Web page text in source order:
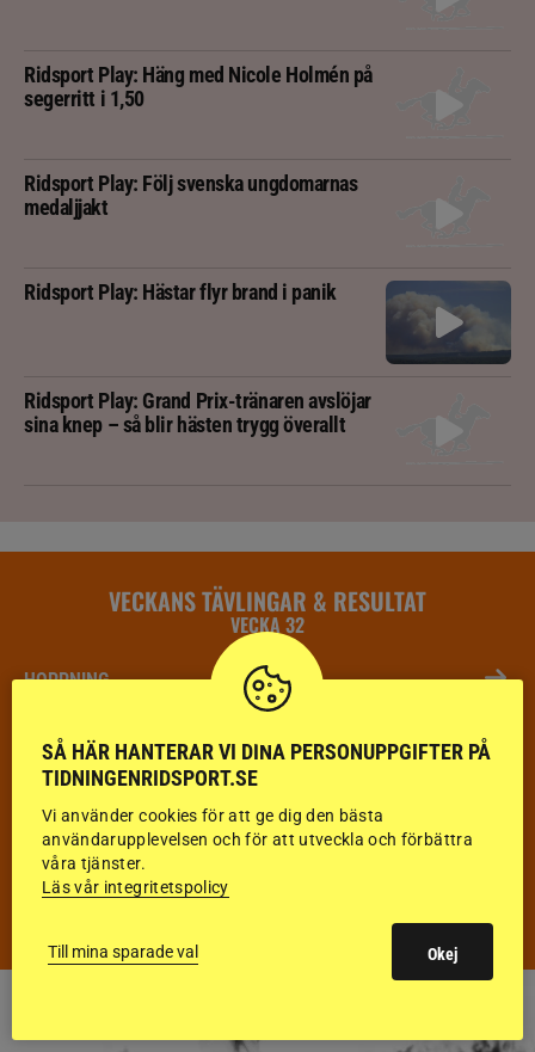
Ridsport Play: Häng med Nicole Holmén på
segerritt i 1,50
Ridsport Play: Följ svenska ungdomarnas
medaljjakt
Ridsport Play: Hästar flyr brand i panik
Ridsport Play: Grand Prix-tränaren avslöjar
sina knep – så blir hästen trygg överallt
VECKANS TÄVLINGAR & RESULTAT
VECKA 32
HOPPNING
DRESSYR
FÄLTTÄVLAN
KÖRNING
DISTANS
SÅ HÄR HANTERAR VI DINA PERSONUPPGIFTER PÅ
TIDNINGENRIDSPORT.SE
Vi använder cookies för att ge dig den bästa
användarupplevelsen och för att utveckla och förbättra
våra tjänster.
Läs vår integritetspolicy
Till mina sparade val Okej